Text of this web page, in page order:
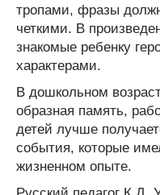
тропами, фразы
четкими. В
знакомые ребенку
характерами.
В дошкольном
образная память,
детей лучше
события, которые
жизненном опыте.